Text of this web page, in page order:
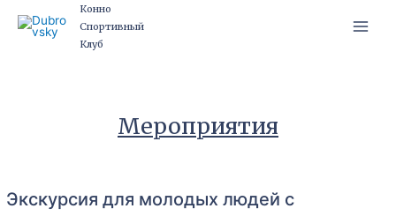
Конно
Спортивный
Клуб
Мероприятия
Экскурсия для молодых людей с